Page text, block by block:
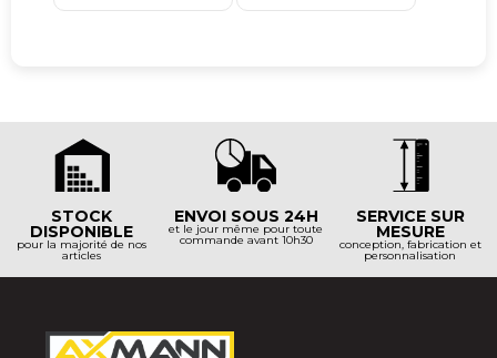
STOCK
DISPONIBLE
pour la majorité de nos
articles
ENVOI SOUS 24H
et le jour même pour toute
commande avant 10h30
SERVICE SUR
MESURE
conception, fabrication et
personnalisation